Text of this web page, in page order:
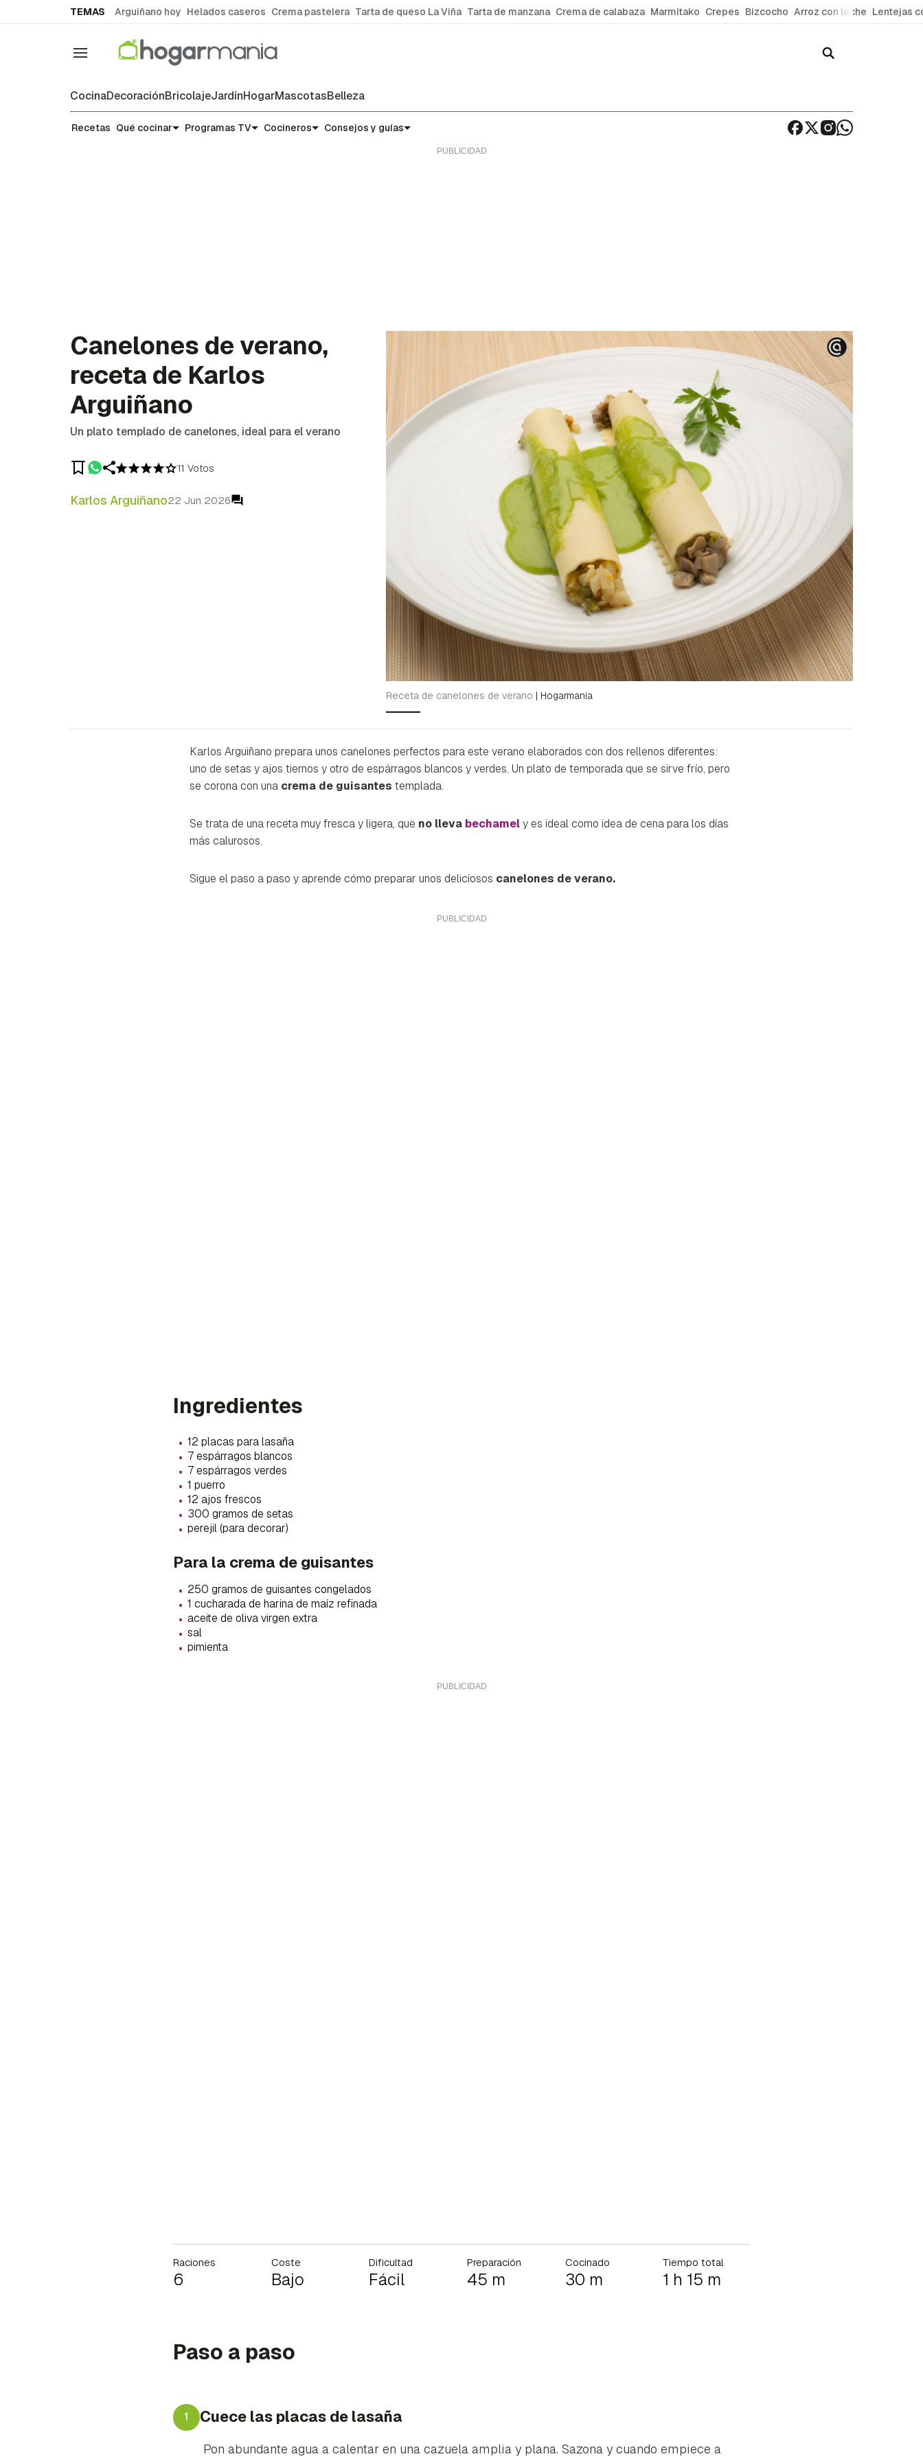
TEMAS Arguiñano hoy Helados caseros Crema pastelera Tarta de queso La Viña Tarta de manzana Crema de calabaza Marmitako Crepes Bizcocho Arroz con leche Lentejas
Navegación
CocinaDecoraciónBricolajeJardínHogarMascotasBelleza
Recetas
Recetas Qué cocinar Programas TV Cocineros Consejos y guías
Canelones de verano,
receta de Karlos
Arguiñano
Un plato templado de canelones, ideal para el verano
Para poder guardar como favorito, primero has de iniciar sesión con tu
11 Votos
Karlos Arguiñano22 Jun 2026
Receta de canelones de verano | Hogarmania
Karlos Arguiñano prepara unos canelones perfectos para este verano elaborados con dos rellenos diferentes:
uno de setas y ajos tiernos y otro de espárragos blancos y verdes. Un plato de temporada que se sirve frío, pero
se corona con una crema de guisantes templada.
Se trata de una receta muy fresca y ligera, que no lleva bechamely es ideal como idea de cena para los días
más calurosos.
Sigue el paso a paso y aprende cómo preparar unos deliciosos canelones de verano.
Ingredientes
· 12 placas para lasaña
· 7 espárragos blancos
· 7 espárragos verdes
· 1 puerro
· 12 ajos frescos
· 300 gramos de setas
· perejil (para decorar)
Para la crema de guisantes
· 250 gramos de guisantes congelados
· 1 cucharada de harina de maíz refinada
· aceite de oliva virgen extra
· sal
· pimienta
Raciones
6
Coste
Bajo
Dificultad
Fácil
Preparación
45 m
Cocinado
30 m
Tiempo total
1 h 15 m
Paso a paso
1 Cuece las placas de lasaña
Pon abundante agua a calentar en una cazuela amplia y plana. Sazona y cuando empiece a